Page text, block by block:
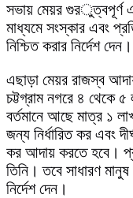
সভায় মেয়র গুরুত্বপূর্ণ
মাধ্যমে সংস্কার এবং
নিশ্চিত করার নির্দেশ দেন।
এছাড়া মেয়র রাজস্ব
চট্টগ্রাম নগরে ৪ থেকে ৫
বর্তমানে আছে মাত্র ১
জন্য নির্ধারিত কর এবং
কর আদায় করতে হবে।
তিনি। তবে সাধারণ
নির্দেশ দেন।